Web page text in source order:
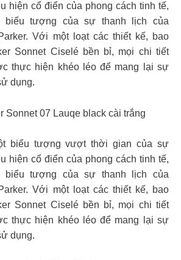
hiện cổ điển của phong cách tinh tế,
biểu tượng của sự thanh lịch của
Với một loạt các thiết kế, bao
Sonnet Ciselé bền bỉ, mọi chi tiết
thực hiện khéo léo để mang lại sự
dụng.
Sonnet 07 Lauqe black cài trắng
biểu tượng vượt thời gian của sự
hiện cổ điển của phong cách tinh tế,
biểu tượng của sự thanh lịch của
Với một loạt các thiết kế, bao
Sonnet Ciselé bền bỉ, mọi chi tiết
thực hiện khéo léo để mang lại sự
dụng.